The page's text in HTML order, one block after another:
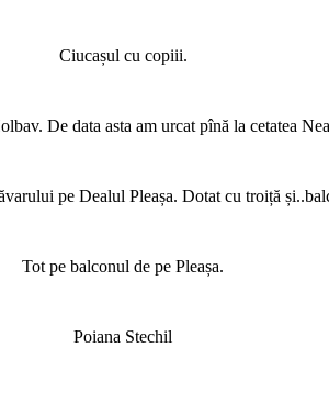
Ciucașul cu copiii.
De data asta am urcat pînă la cetatea
pe Dealul Pleașa. Dotat cu troiță
Tot pe balconul de pe Pleașa.
Poiana Stechil